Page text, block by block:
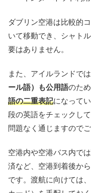
ダブリン空港は比較的
いて移動でき、シャト
要はありません。
また、アイルランドでは
ール語）も公用語のため
語の二重表記になって
段の英語をチェックし
問題なく通じますのでご
空港内や空港バス内で
済など、空港到着後か
です。渡航に向けては